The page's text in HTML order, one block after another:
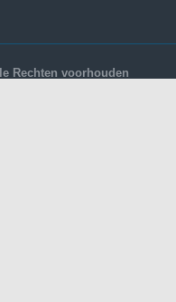
Rechten voorhouden